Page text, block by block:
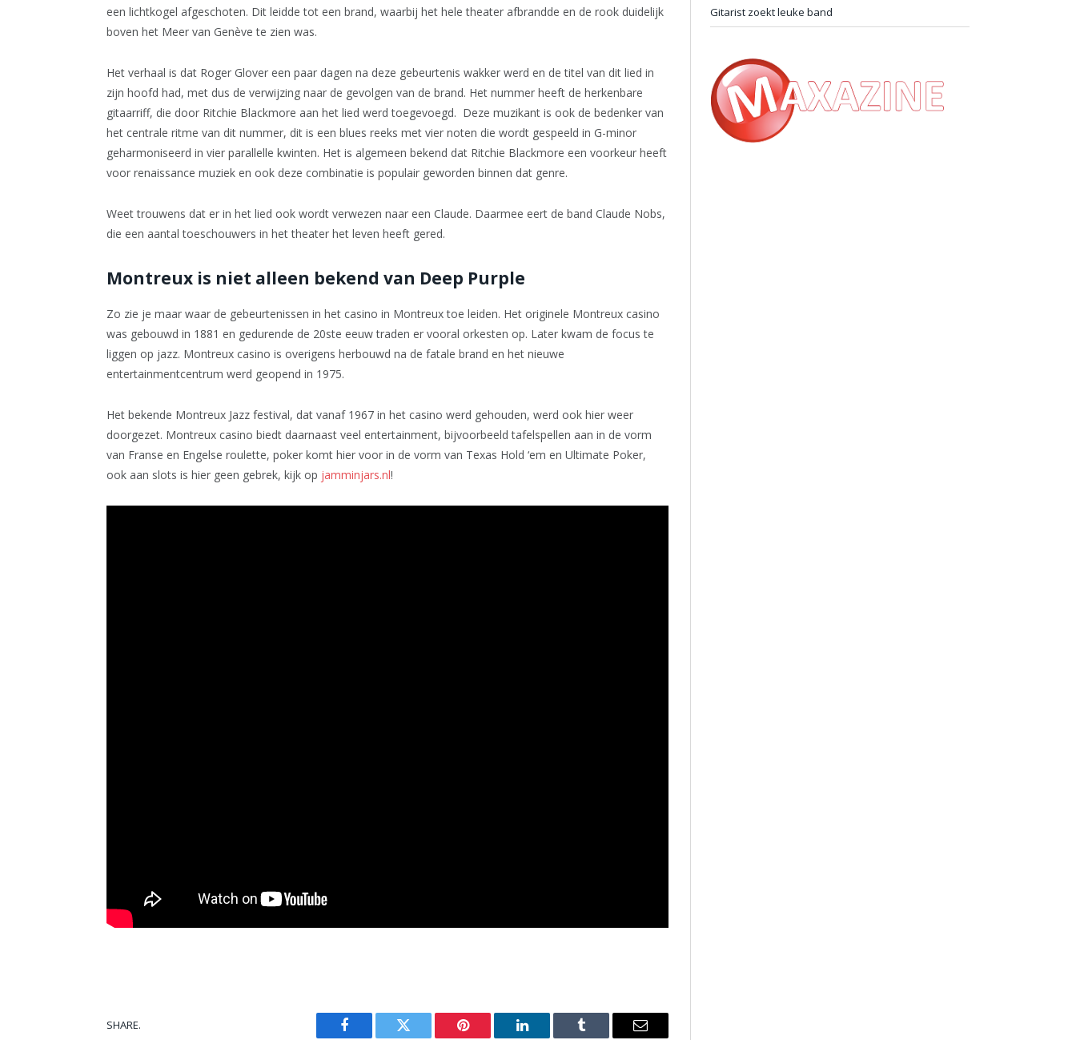
een lichtkogel afgeschoten. Dit leidde tot een brand, waarbij het hele theater afbrandde en de rook duidelijk
boven het Meer van Genève te zien was.
Het verhaal is dat Roger Glover een paar dagen na deze gebeurtenis wakker werd en de titel van dit lied in
zijn hoofd had, met dus de verwijzing naar de gevolgen van de brand. Het nummer heeft de herkenbare
gitaarriff, die door Ritchie Blackmore aan het lied werd toegevoegd. Deze muzikant is ook de bedenker van
het centrale ritme van dit nummer, dit is een blues reeks met vier noten die wordt gespeeld in G-minor
geharmoniseerd in vier parallelle kwinten. Het is algemeen bekend dat Ritchie Blackmore een voorkeur heeft
voor renaissance muziek en ook deze combinatie is populair geworden binnen dat genre.
Weet trouwens dat er in het lied ook wordt verwezen naar een Claude. Daarmee eert de band Claude Nobs,
die een aantal toeschouwers in het theater het leven heeft gered.
Montreux is niet alleen bekend van Deep Purple
Zo zie je maar waar de gebeurtenissen in het casino in Montreux toe leiden. Het originele Montreux casino
was gebouwd in 1881 en gedurende de 20ste eeuw traden er vooral orkesten op. Later kwam de focus te
liggen op jazz. Montreux casino is overigens herbouwd na de fatale brand en het nieuwe
entertainmentcentrum werd geopend in 1975.
Het bekende Montreux Jazz festival, dat vanaf 1967 in het casino werd gehouden, werd ook hier weer
doorgezet. Montreux casino biedt daarnaast veel entertainment, bijvoorbeeld tafelspellen aan in de vorm
van Franse en Engelse roulette, poker komt hier voor in de vorm van Texas Hold ‘em en Ultimate Poker,
ook aan slots is hier geen gebrek, kijk op jamminjars.nl!
SHARE.
Facebook Twitter Pinterest LinkedIn Tumblr Email
Gitarist zoekt leuke band